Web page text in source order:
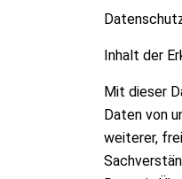
Inhalt der
Mit dieser
Daten von
weiterer,